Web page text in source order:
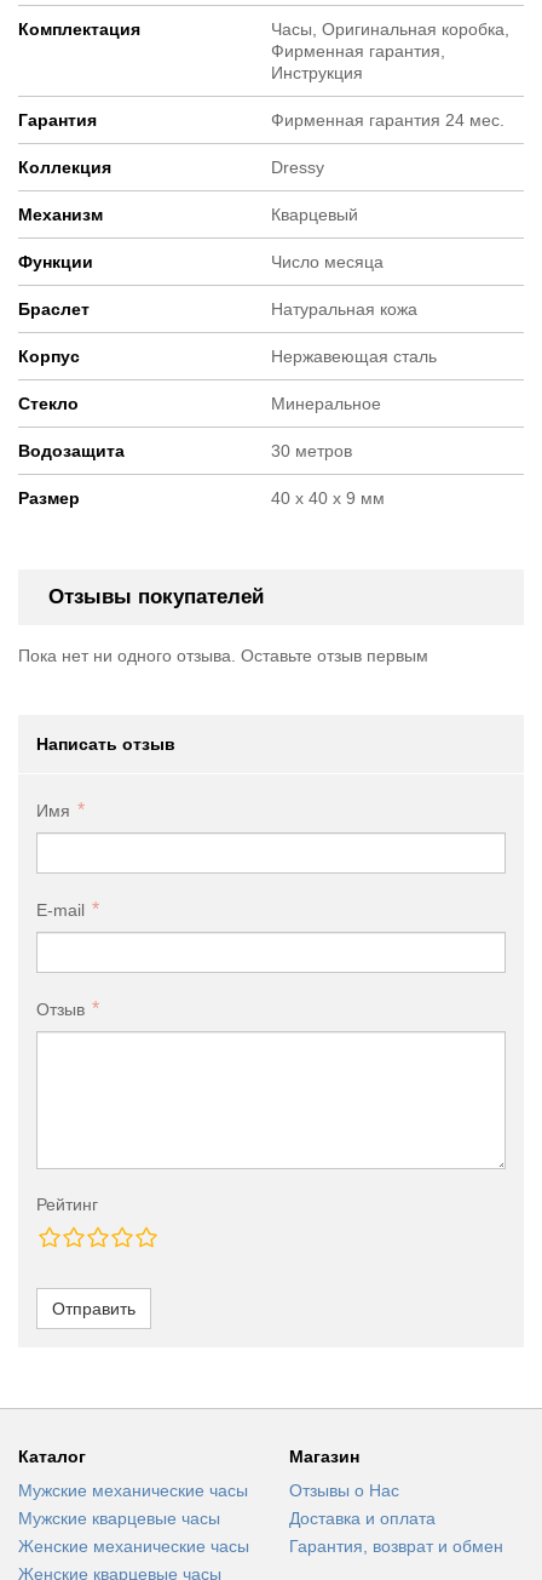
Комплектация
Часы, Оригинальная коробка,
Фирменная гарантия,
Инструкция
Гарантия Фирменная гарантия 24 мес.
Коллекция Dressy
Механизм Кварцевый
Функции Число месяца
Браслет Натуральная кожа
Корпус Нержавеющая сталь
Стекло Минеральное
Водозащита 30 метров
Размер 40 х 40 х 9 мм
Отзывы покупателей
Пока нет ни одного отзыва. Оставьте отзыв первым
Написать отзыв
Имя
E-mail
Отзыв
Рейтинг
Отправить
Каталог
Мужские механические часы
Мужские кварцевые часы
Женские механические часы
Женские кварцевые часы
Магазин
Отзывы о Нас
Доставка и оплата
Гарантия, возврат и обмен